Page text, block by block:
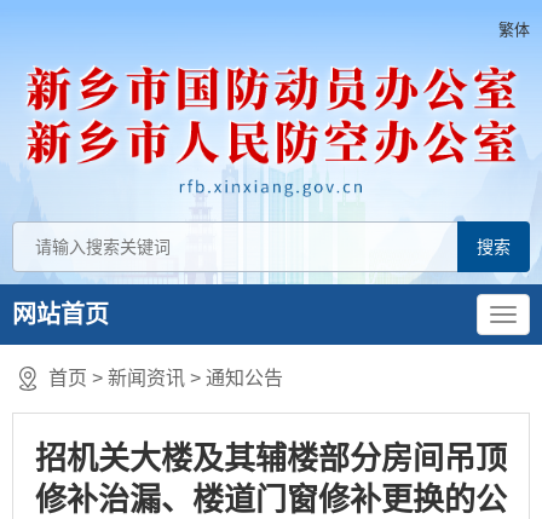
繁体
网站首页
首页 > 新闻资讯 > 通知公告
招机关大楼及其辅楼部分房间吊顶
修补治漏、楼道门窗修补更换的公